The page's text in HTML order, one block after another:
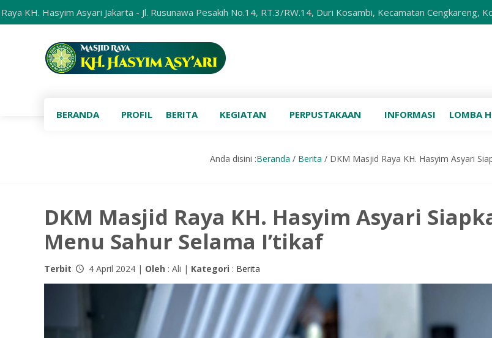
Asyari Jakarta - Jl. Rusunawa Pesakih No.14, RT.3/RW.14, Duri Kosambi, Kecamatan Cengkareng, Kota
BERANDA PROFIL BERITA KEGIATAN PERPUSTAKAAN INFORMASI LOMBA
Anda disini :Beranda / Berita / DKM Masjid Raya KH. Hasyim Asyari
DKM Masjid Raya KH. Hasyim Asyari
Menu Sahur Selama I’tikaf
Terbit 4 April 2024 | Oleh : Ali | Kategori : Berita